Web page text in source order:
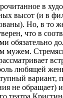
в
высот (и в
Но, в то
что в
обязательно
Стремясь
любящей
вариант,
не обращает)